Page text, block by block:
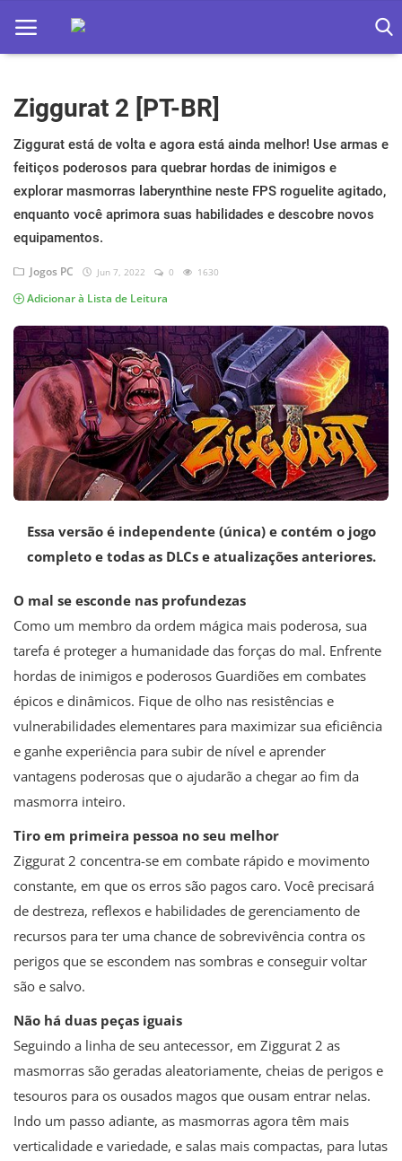
Home
Apps
Ebooks
Games
Música
Jogos hoje na TV
Ziggurat 2 [PT-BR]
Ziggurat está de volta e agora está ainda melhor! Use armas e
feitiços poderosos para quebrar hordas de inimigos e
explorar masmorras laberynthine neste FPS roguelite agitado,
enquanto você aprimora suas habilidades e descobre novos
equipamentos.
Jogos PC Jun 7, 2022 0 1630
Adicionar à Lista de Leitura
Essa versão é independente (única) e contém o jogo
completo e todas as DLCs e atualizações anteriores.
O mal se esconde nas profundezas
Como um membro da ordem mágica mais poderosa, sua
tarefa é proteger a humanidade das forças do mal. Enfrente
hordas de inimigos e poderosos Guardiões em combates
épicos e dinâmicos. Fique de olho nas resistências e
vulnerabilidades elementares para maximizar sua eficiência
e ganhe experiência para subir de nível e aprender
vantagens poderosas que o ajudarão a chegar ao fim da
masmorra inteiro.
Tiro em primeira pessoa no seu melhor
Ziggurat 2 concentra-se em combate rápido e movimento
constante, em que os erros são pagos caro. Você precisará
de destreza, reflexos e habilidades de gerenciamento de
recursos para ter uma chance de sobrevivência contra os
perigos que se escondem nas sombras e conseguir voltar
são e salvo.
Não há duas peças iguais
Seguindo a linha de seu antecessor, em Ziggurat 2 as
masmorras são geradas aleatoriamente, cheias de perigos e
tesouros para os ousados ​​magos que ousam entrar nelas.
Indo um passo adiante, as masmorras agora têm mais
verticalidade e variedade, e salas mais compactas, para lutas